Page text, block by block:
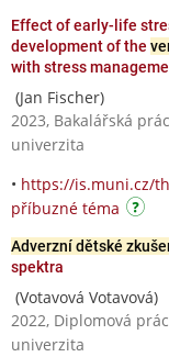
Effect of early-life
development of the
with stress
(Jan Fischer)
2023, Bakalářská
univerzita
• https://is.muni.cz/
příbuzné téma
Adverzní dětské
spektra
(Votavová Votavová)
2022, Diplomová
univerzita